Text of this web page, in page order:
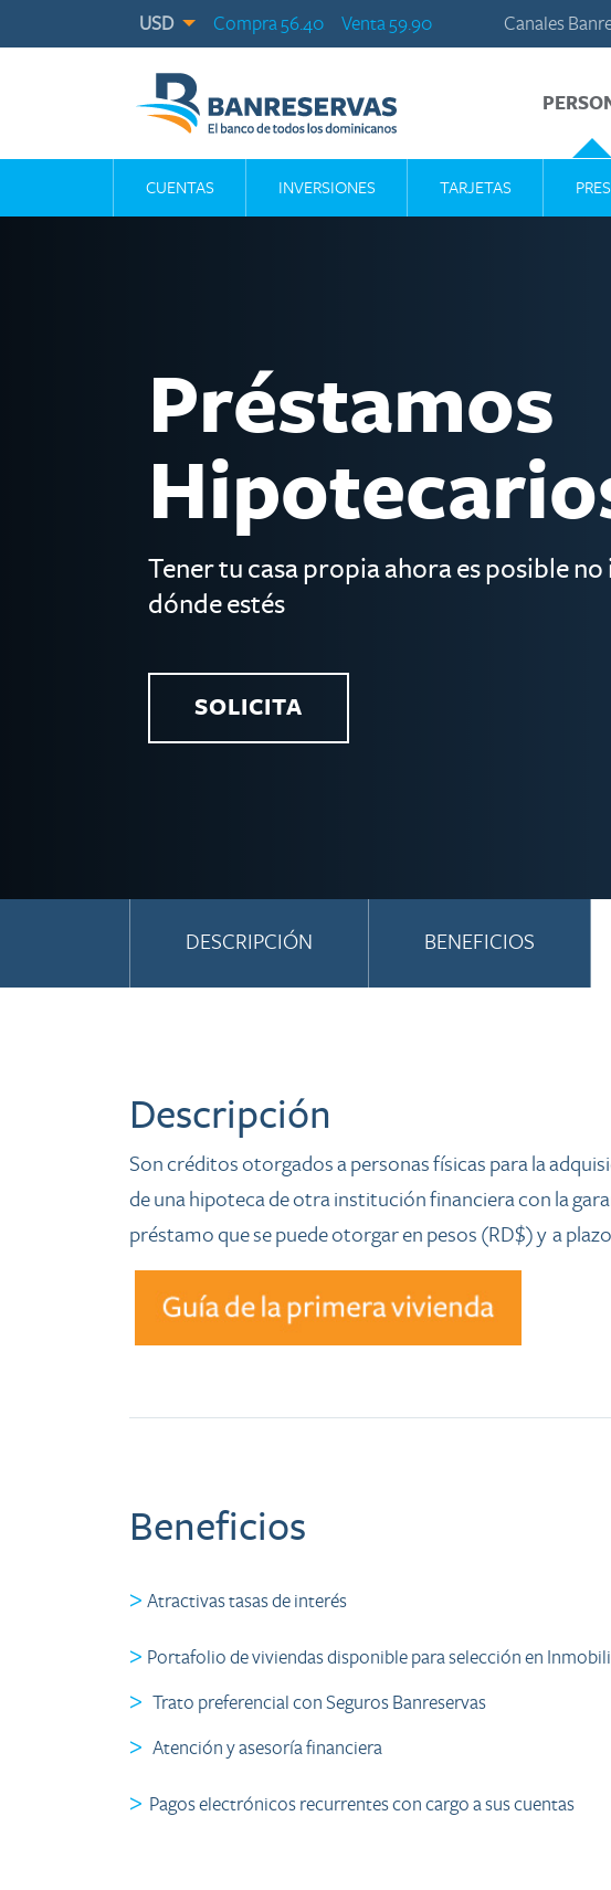
USD Compra 56.40 Venta 59.90 Canales
CUENTAS INVERSIONES TARJETAS
Préstamos
Tener tu casa propia ahora es posible
dónde estés
SOLICITA
DESCRIPCIÓN BENEFICIOS
Descripción
​​​​​​​​​​​​​​Son créditos otorgados a personas físicas para la
de una hipoteca de otra institución financiera con la
préstamo que se puede otorgar en pesos (RD$) y a
Beneficios
> Atractivas tasas de interés​
> Portafolio de viviendas disponible para selección en
> Trato preferencial con Seguros Banreservas
> ​ Atención y asesoría financiera
> ​ Pagos electrónicos recurrentes con cargo a sus cuentas